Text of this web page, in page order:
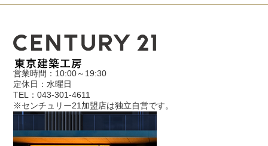
営業時間：10:00～19:30
定休日：水曜日
TEL：043-301-4611
※センチュリー21加盟店は独立自営です。